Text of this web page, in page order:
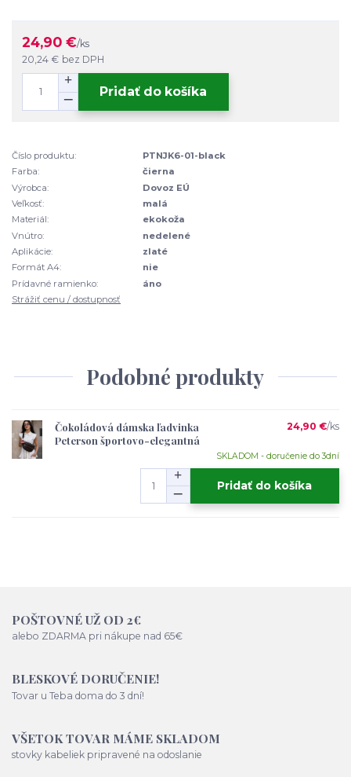
24,90 €/ks
20,24 € bez DPH
Pridať do košíka
Číslo produktu:
PTNJK6-01-black
Farba:
čierna
Výrobca:
Dovoz EÚ
Veľkosť:
malá
Materiál:
ekokoža
Vnútro:
nedelené
Aplikácie:
zlaté
Formát A4:
nie
Prídavné ramienko:
áno
Strážiť cenu / dostupnosť
Podobné produkty
Čokoládová dámska ľadvinka
Peterson športovo-elegantná
24,90 €/ks
SKLADOM - doručenie do 3dní
Pridať do košíka
POŠTOVNÉ UŽ OD 2€
alebo ZDARMA pri nákupe nad 65€
BLESKOVÉ DORUČENIE!
Tovar u Teba doma do 3 dní!
VŠETOK TOVAR MÁME SKLADOM
stovky kabeliek pripravené na odoslanie